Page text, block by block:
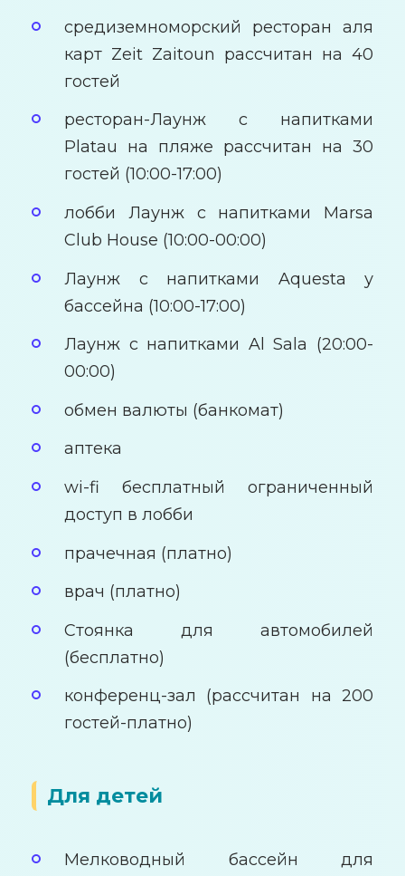
средиземноморский ресторан аля
карт Zeit Zаitoun рассчитан на 40
гостей
ресторан-Лаунж с напитками
Platau на пляже рассчитан на 30
гостей (10:00-17:00)
лобби Лаунж с напитками Marsa
Club House (10:00-00:00)
Лаунж с напитками Aquesta у
бассейна (10:00-17:00)
Лаунж с напитками Al Sala (20:00-
00:00)
обмен валюты (банкомат)
аптека
wi-fi бесплатный ограниченный
доступ в лобби
прачечная (платно)
врач (платно)
Стоянка для автомобилей
(бесплатно)
конференц-зал (рассчитан на 200
гостей-платно)
Для детей
Мелководный бассейн для